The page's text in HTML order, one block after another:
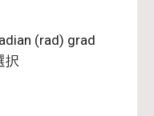
(rad) grad
択